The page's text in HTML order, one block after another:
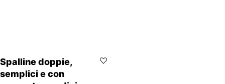
Spalline doppie,
semplici e con